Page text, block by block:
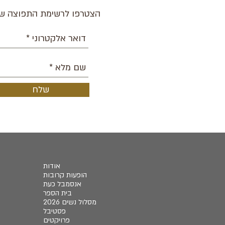
הצטרפו לרשימת התפוצה
שלח
אודות
הופעות קרובות
אנסמבל כעת
בית הספר
מסלול נשים 2026
פסטיבל
פרויקטים